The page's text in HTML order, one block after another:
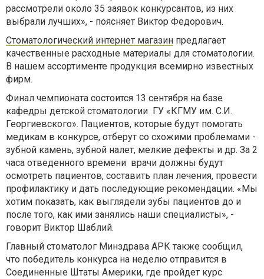
рассмотрели около 35 заявок конкурсантов, из них
выбрали лучших», - поясняет Виктор Федорович.
Стоматологический интернет магазин предлагает
качественные расходные материалы для стоматологии.
В нашем ассортименте продукция всемирно известных
фирм.
Финал чемпионата состоится 13 сентября на базе
кафедры детской стоматологии ГУ «КГМУ им. С.И.
Георгиевского». Пациентов, которые будут помогать
медикам в конкурсе, отберут со схожими проблемами -
зубной камень, зубной налет, мелкие дефекты и др. За 2
часа отведенного времени врачи должны будут
осмотреть пациентов, составить план лечения, провести
профилактику и дать последующие рекомендации. «Мы
хотим показать, как выглядели зубы пациентов до и
после того, как ими занялись наши специалисты», -
говорит Виктор Шаблий.
Главный стоматолог Минздрава АРК также сообщил,
что победитель конкурса на неделю отправится в
Соединенные Штаты Америки, где пройдет курс